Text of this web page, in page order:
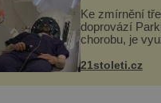
Ke zmírnění
doprovází
chorobu, je
vyžaduje
vhodný k
21stoleti.cz